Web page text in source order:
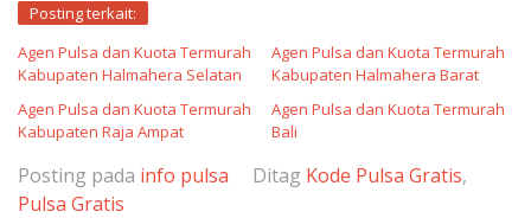
Posting terkait:
Agen Pulsa dan Kuota Termurah
Kabupaten Halmahera Selatan
Agen Pulsa dan Kuota Termurah
Kabupaten Halmahera Barat
Agen Pulsa dan Kuota Termurah
Kabupaten Raja Ampat
Agen Pulsa dan Kuota Termurah
Bali
Posting pada info pulsa Ditag Kode Pulsa Gratis,
Pulsa Gratis